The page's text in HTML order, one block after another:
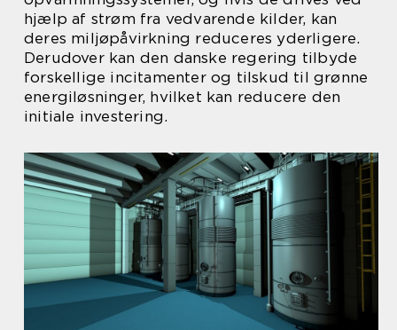
hjælp af strøm fra vedvarende kilder, kan
deres miljøpåvirkning reduceres yderligere.
Derudover kan den danske regering tilbyde
forskellige incitamenter og tilskud til grønne
energiløsninger, hvilket kan reducere den
initiale investering.